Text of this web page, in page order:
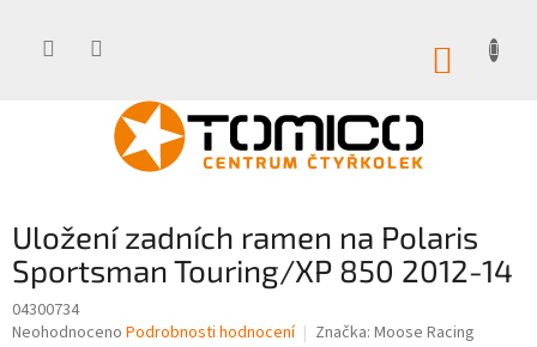
Uložení zadních ramen na Polaris
Sportsman Touring/XP 850 2012-14
04300734
Průměrné
Neohodnoceno Podrobnosti hodnocení Značka: Moose Racing